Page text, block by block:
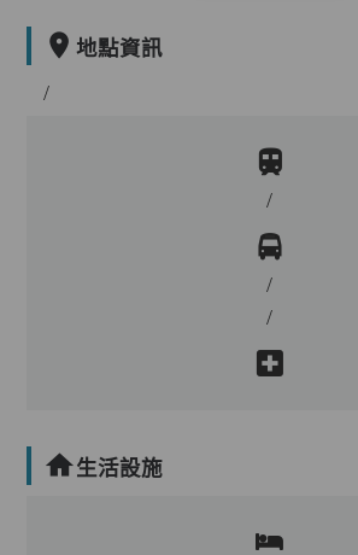
地點資訊
/
/
/
/
生活設施